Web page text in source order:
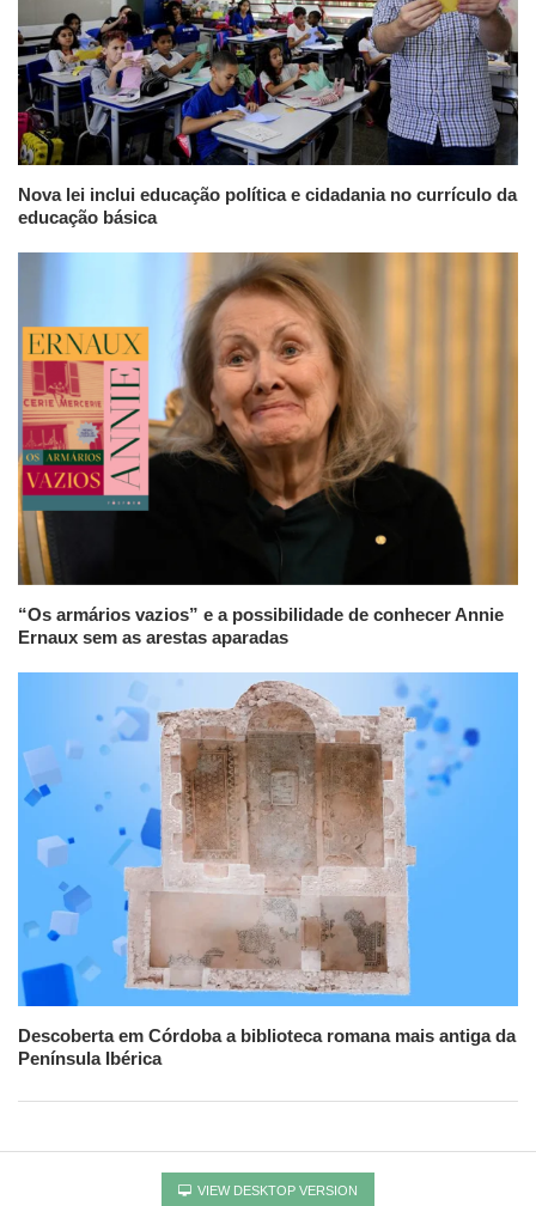
Nova lei inclui educação política e cidadania no currículo da
educação básica
“Os armários vazios” e a possibilidade de conhecer Annie
Ernaux sem as arestas aparadas
Descoberta em Córdoba a biblioteca romana mais antiga da
Península Ibérica
VIEW DESKTOP VERSION